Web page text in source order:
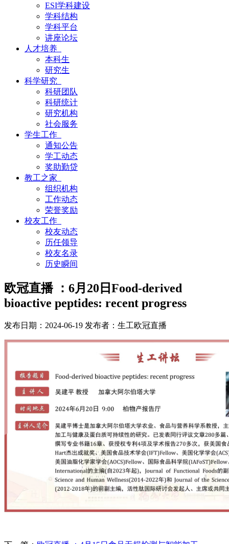
ESI学科建设
学科结构
学科平台
讲座论坛
人才培养
本科生
研究生
科学研究
科研团队
科研统计
研究机构
社会服务
学生工作
通知公告
学工动态
奖助勤贷
教工之家
组织机构
工作动态
荣誉奖励
校友工作
校友动态
历任领导
校友名录
历史瞬间
欧冠直播 ：6月20日Food-derived
bioactive peptides: recent progress
发布日期：2024-06-19 发布者：生工欧冠直播